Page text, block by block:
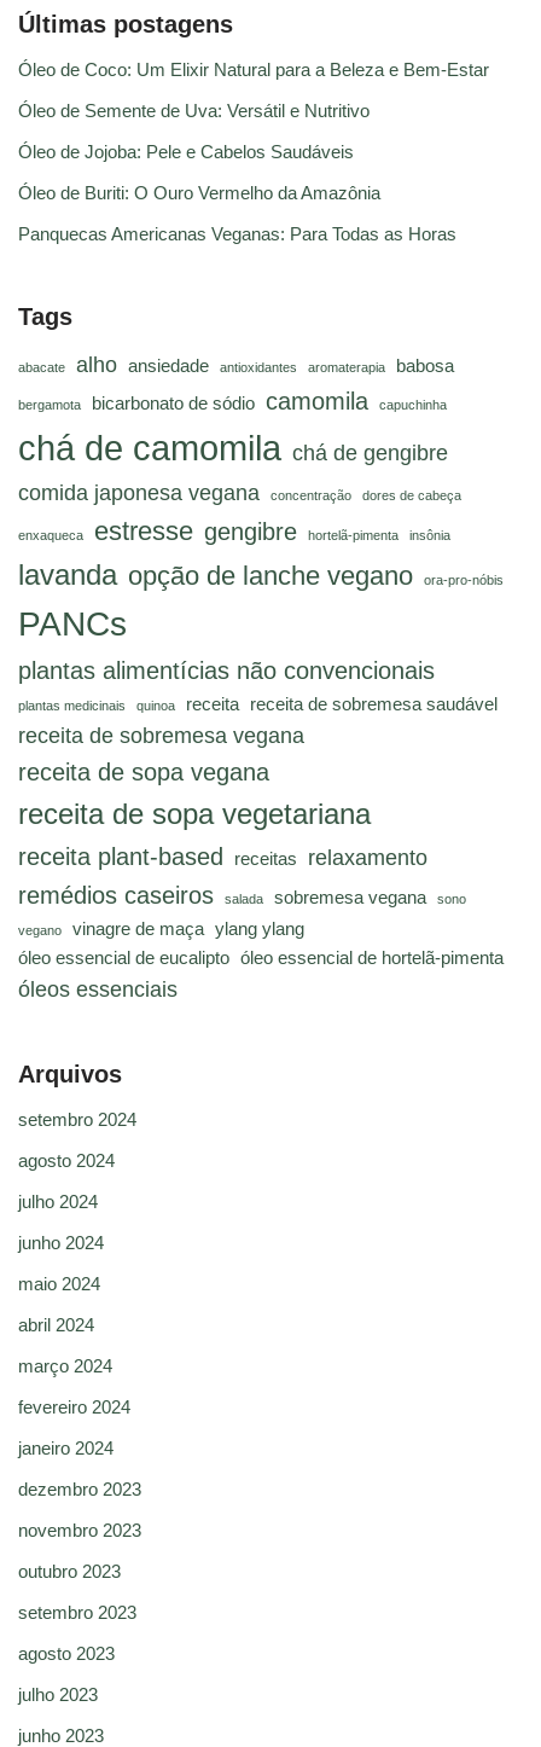
Últimas postagens
Óleo de Coco: Um Elixir Natural para a Beleza e Bem-Estar
Óleo de Semente de Uva: Versátil e Nutritivo
Óleo de Jojoba: Pele e Cabelos Saudáveis
Óleo de Buriti: O Ouro Vermelho da Amazônia
Panquecas Americanas Veganas: Para Todas as Horas
Tags
abacate alho ansiedade antioxidantes aromaterapia babosa
bergamota bicarbonato de sódio camomila capuchinha
chá de camomila chá de gengibre
comida japonesa vegana
concentração dores de cabeça
enxaqueca estresse gengibre hortelã-pimenta insônia
lavanda opção de lanche vegano ora-pro-nóbis
PANCs
plantas alimentícias não convencionais
plantas medicinais quinoa receita receita de sobremesa saudável
receita de sobremesa vegana
receita de sopa vegana
receita de sopa vegetariana
receita plant-based receitas relaxamento
remédios caseiros salada sobremesa vegana sono
vegano vinagre de maça ylang ylang
óleo essencial de eucalipto óleo essencial de hortelã-pimenta
óleos essenciais
Arquivos
setembro 2024
agosto 2024
julho 2024
junho 2024
maio 2024
abril 2024
março 2024
fevereiro 2024
janeiro 2024
dezembro 2023
novembro 2023
outubro 2023
setembro 2023
agosto 2023
julho 2023
junho 2023